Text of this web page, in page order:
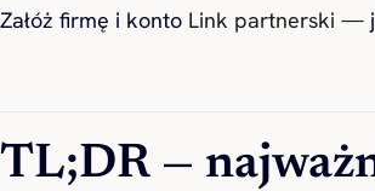
Załóż firmę i konto Link partnerski —
TL;DR —